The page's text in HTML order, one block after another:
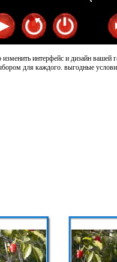
интерфейс и дизайн
для каждого. выгодные